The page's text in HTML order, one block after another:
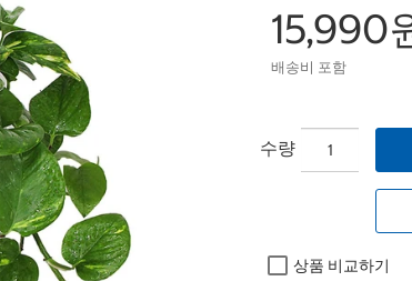
15,990
배송비 포함
수량
상품 비교하기